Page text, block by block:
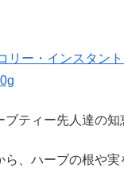
リー・インスタン
ブティー先人達の知
ら、ハーブの根や